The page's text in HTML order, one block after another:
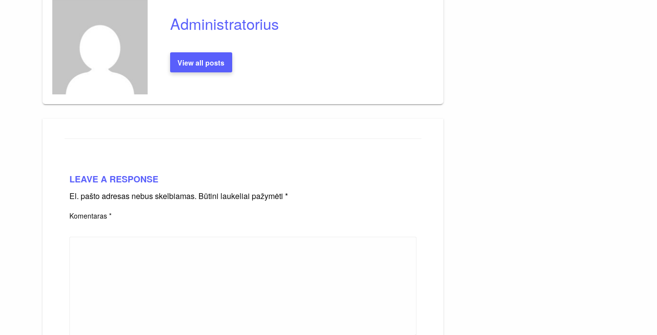
Administratorius
View all posts
LEAVE A RESPONSE
El. pašto adresas nebus skelbiamas. Būtini laukeliai pažymėti *
Komentaras *